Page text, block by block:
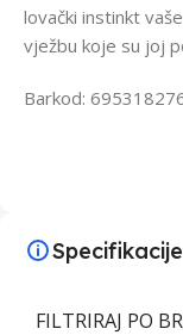
lovački instinkt
vježbu koje su joj
Barkod:
Specifikacije
FILTRIRAJ PO